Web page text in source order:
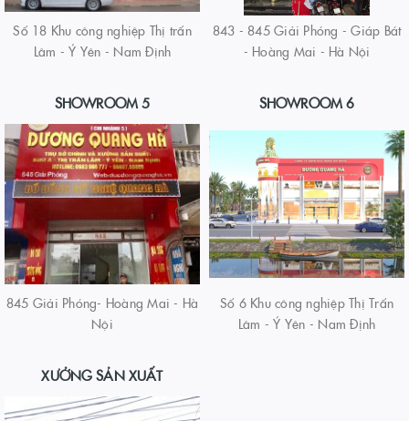
Số 18 Khu công nghiệp Thị trấn
Lâm - Ý Yên - Nam Định
843 - 845 Giải Phóng - Giáp Bát
- Hoàng Mai - Hà Nội
SHOWROOM 5
845 Giải Phóng- Hoàng Mai - Hà
Nội
SHOWROOM 6
Số 6 Khu công nghiệp Thị Trấn
Lâm - Ý Yên - Nam Định
XƯỞNG SẢN XUẤT